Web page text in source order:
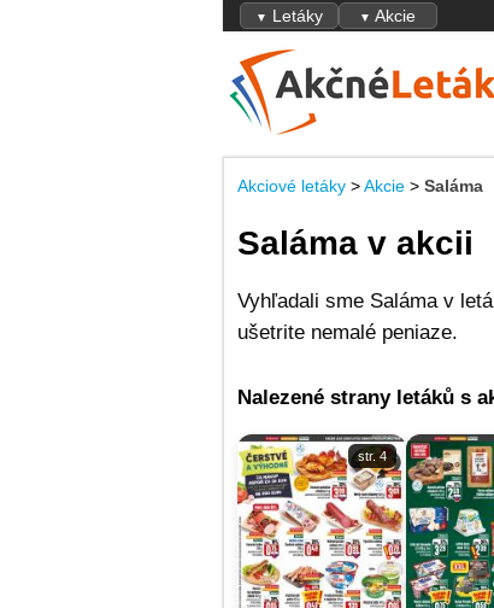
▼ Letáky ▼ Akcie
Akciové letáky>Akcie> Saláma
Saláma v akcii
Vyhľadali sme Saláma v
ušetrite nemalé peniaze.
Nalezené strany letáků s
str. 4